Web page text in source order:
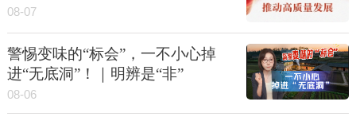
08-07
警惕变味的“标会”，一不小心掉
进“无底洞”！｜明辨是“非”
08-06